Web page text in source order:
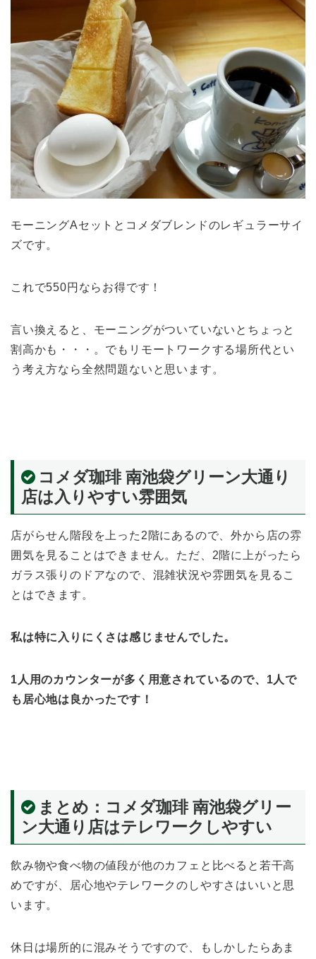
モーニングAセットとコメダブレンドのレギュラーサイ
ズです。
これで550円ならお得です！
言い換えると、モーニングがついていないとちょっと
割高かも・・・。でもリモートワークする場所代とい
う考え方なら全然問題ないと思います。
コメダ珈琲 南池袋グリーン大通り
店は入りやすい雰囲気
店がらせん階段を上った2階にあるので、外から店の雰
囲気を見ることはできません。ただ、2階に上がったら
ガラス張りのドアなので、混雑状況や雰囲気を見るこ
とはできます。
私は特に入りにくさは感じませんでした。
1人用のカウンターが多く用意されているので、1人で
も居心地は良かったです！
まとめ：コメダ珈琲 南池袋グリー
ン大通り店はテレワークしやすい
飲み物や食べ物の値段が他のカフェと比べると若干高
めですが、居心地やテレワークのしやすさはいいと思
います。
休日は場所的に混みそうですので、もしかしたらあま